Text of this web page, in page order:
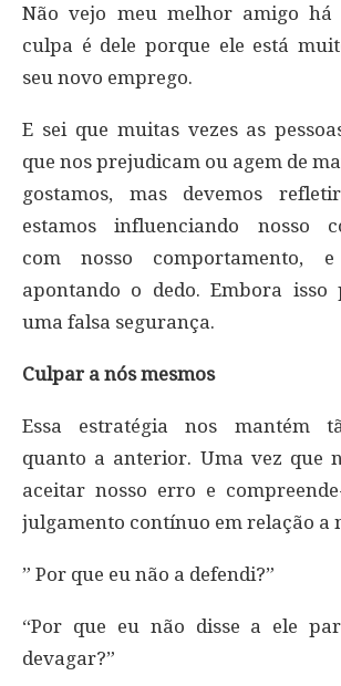
Não vejo meu melhor amigo há
culpa é dele porque ele está
seu novo emprego.
E sei que muitas vezes as
que nos prejudicam ou agem de
gostamos, mas devemos
estamos influenciando nosso
com nosso comportamento,
apontando o dedo. Embora isso
uma falsa segurança.
Culpar a nós mesmos
Essa estratégia nos mantém
quanto a anterior. Uma vez que
aceitar nosso erro e
julgamento contínuo em relação a
” Por que eu não a defendi?”
“Por que eu não disse a ele
devagar?”